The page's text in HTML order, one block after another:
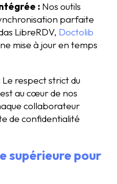
: Nos outils
parfaite
LibreRDV, Doctolib
mise à jour en temps
Le respect strict du
au cœur de nos
collaborateur
de confidentialité
supérieure pour